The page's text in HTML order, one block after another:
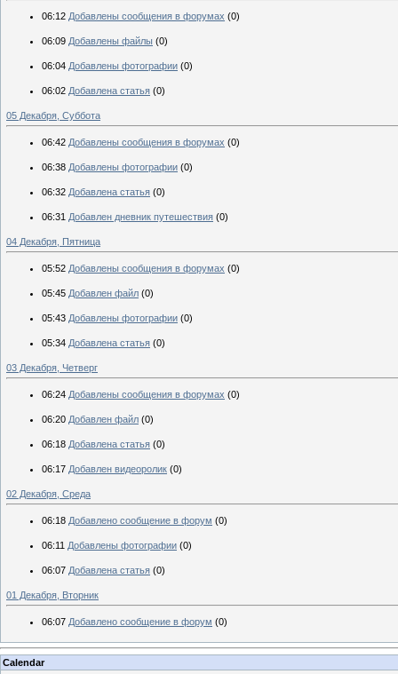
06:12 Добавлены сообщения в форумах (0)
06:09 Добавлены файлы (0)
06:04 Добавлены фотографии (0)
06:02 Добавлена статья (0)
05 Декабря, Суббота
06:42 Добавлены сообщения в форумах (0)
06:38 Добавлены фотографии (0)
06:32 Добавлена статья (0)
06:31 Добавлен дневник путешествия (0)
04 Декабря, Пятница
05:52 Добавлены сообщения в форумах (0)
05:45 Добавлен файл (0)
05:43 Добавлены фотографии (0)
05:34 Добавлена статья (0)
03 Декабря, Четверг
06:24 Добавлены сообщения в форумах (0)
06:20 Добавлен файл (0)
06:18 Добавлена статья (0)
06:17 Добавлен видеоролик (0)
02 Декабря, Среда
06:18 Добавлено сообщение в форум (0)
06:11 Добавлены фотографии (0)
06:07 Добавлена статья (0)
01 Декабря, Вторник
06:07 Добавлено сообщение в форум (0)
Calendar